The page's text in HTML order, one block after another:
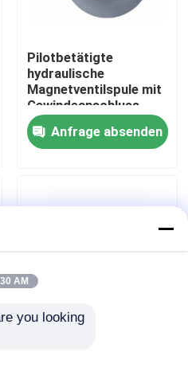
Pilotbetätigte
hydraulische
Magnetventilspule mit
Gewindeanschluss,
konstruiert für
Leistung in der
hydraulischen
Anfrage absenden
AM
you looking